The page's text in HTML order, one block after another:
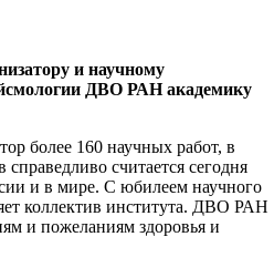
и научному
ДВО РАН академику
более 160 научных работ, в
считается сегодня
и в мире. С юбилеем научного
коллектив института. ДВО РАН
и пожеланиям здоровья и